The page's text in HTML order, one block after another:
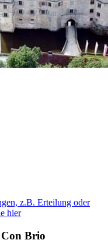
z.B. Erteilung oder
hier
Con Brio